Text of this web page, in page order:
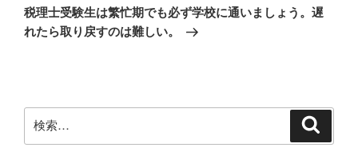
ー
シ
の
投
税理士受験生は繁忙期でも必ず学校に通いましょう。遅
れたら取り戻すのは難しい。
索: